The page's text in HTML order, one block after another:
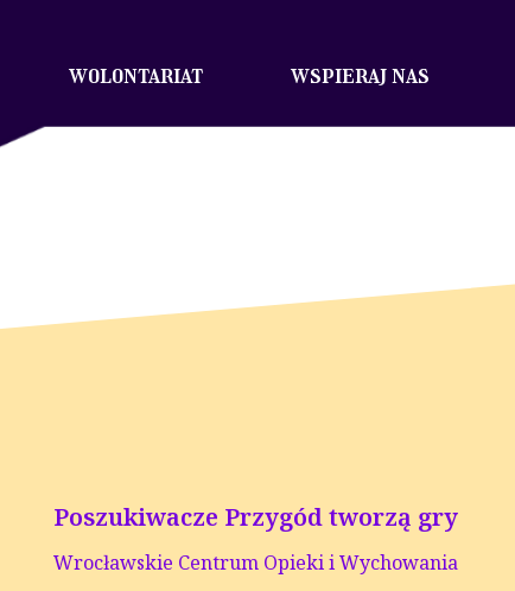
wolontariat wspieraj nas
Poszukiwacze Przygód tworzą gry
Wrocławskie Centrum Opieki i Wychowania